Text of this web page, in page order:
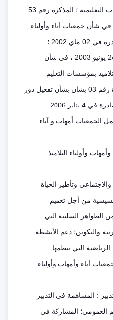
التعاون بين جمعيات والمؤسسات التعليمية ؛ المذكرة رقم 53
في 17 مارس 1995 ، في شأن جمعيات آباء وأولياء
التلاميذ ؛ المذكرة رقم 56 الصادرة في 02 ماي 2002 ؛
المذكرة رقم 80 الصادرة في 24 يونيو 2003 ، في شأن
بمؤسسات التعليم
المدرسي الخصوصي ؛ المذكرة رقم 03 بشان بشأن تفعيل دور
جمعيات آباء وأولياء التلاميذ الصادرة في 4 يناير 2006
الجمعيات أمهات و آباء
وأولياء التلاميذ
وتأطير الحياة
من أجل تعميم
الظواهر السلبية التي
والتكوين؛ دعم الأنشطة
الرياضية التي تنظمها
جمعيات آباء وأمهات وأولياء
: المساهمة في التدبير
العمومي؛ المشاركة في